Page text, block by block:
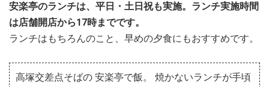
安楽亭のランチは、平日・土日祝も実施。ランチ実施時間
は店舗開店から17時までです。
ランチはもちろんのこと、早めの夕食にもおすすめです。
高塚交差点そばの 安楽亭で飯。 焼かないランチが手頃